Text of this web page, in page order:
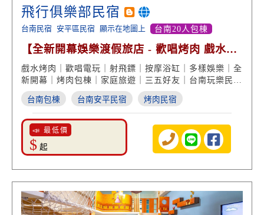
飛行俱樂部民宿
台南民宿 安平區民宿 顯示在地圖上 台南20人包棟
【全新開幕娛樂渡假旅店 - 歡唱烤肉 戲水麻
將桌】
戲水烤肉｜歡唱電玩｜射飛鏢｜按摩浴缸｜多樣娛樂｜全
新開幕｜烤肉包棟｜家庭旅遊｜三五好友｜台南玩樂民宿
首選
台南包棟 台南安平民宿 烤肉民宿
📣 最低價
$ 起